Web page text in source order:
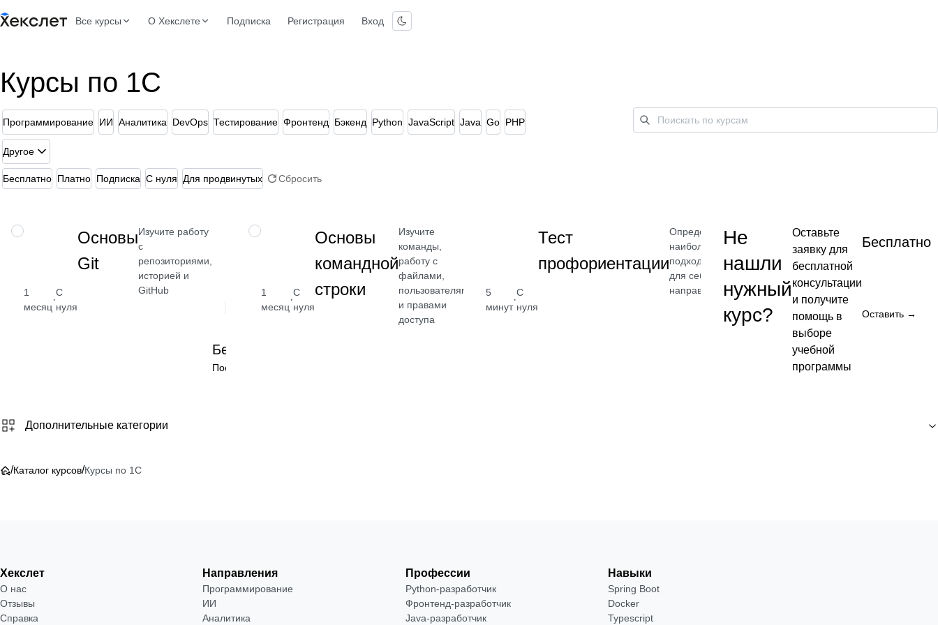
Все курсы О Хекслете Подписка Регистрация Вход
Курсы по 1С
Программирование ИИ Аналитика DevOps Тестирование Фронтенд Бэкенд Python JavaScript Java Go PHP
Другое
Бесплатно Платно Подписка С нуля Для продвинутых Сбросить
НАВЫК
1
месяц
·
С
нуля
Основы
Git
Изучите работу
с
репозиториями,
историей и
GitHub
Бесплатно
Посмотреть →
НАВЫК
1
месяц
·
С
нуля
Основы
командной
строки
Изучите
команды,
работу с
файлами,
пользователями
и правами
доступа
5
минут
·
С
нуля
Тест
профориентации
Определите
наиболее
подходящее
для себя
направление
Бесплатно
Посмотреть →
Не
нашли
нужный
курс?
Оставьте
заявку для
бесплатной
консультации
и получите
помощь в
выборе
учебной
программы
Бесплатно
Оставить →
Дополнительные категории
/Каталог курсов/Курсы по 1С
Хекслет
О нас
Отзывы
Справка
Направления
Программирование
ИИ
Аналитика
Профессии
Python-разработчик
Фронтенд-разработчик
Java-разработчик
Навыки
Spring Boot
Docker
Typescript